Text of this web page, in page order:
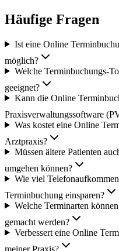
Häufige Fragen
Ist eine Online
möglich?
Welche Terminbuchungs-
geeignet?
Kann die Online
Praxisverwaltungssoftware
Was kostet eine Online
Arztpraxis?
Müssen ältere Patienten
umgehen können?
Wie viel
Terminbuchung einsparen?
Welche Terminarten
gemacht werden?
Verbessert eine Online
meiner Praxis?